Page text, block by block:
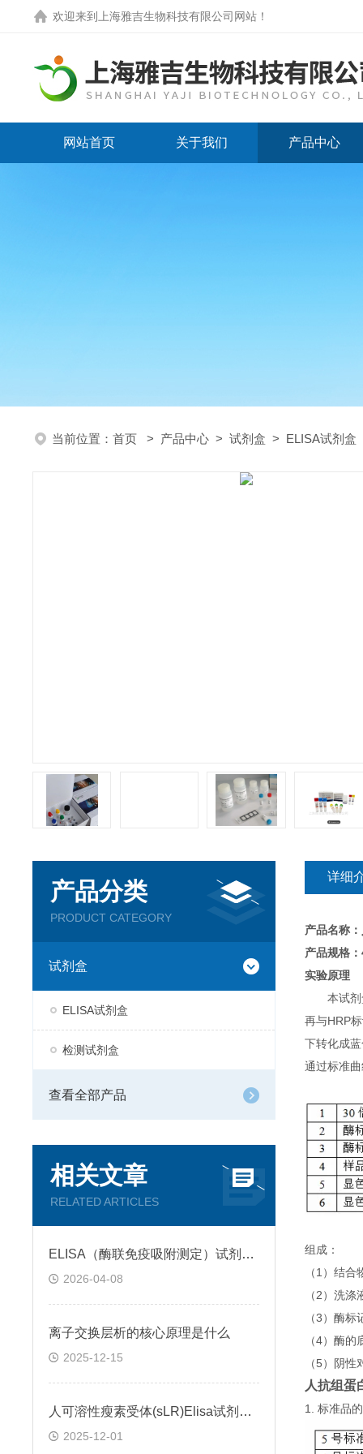
欢迎来到 上海雅吉生物科技有限公司网站 ！
网站首页 关于我们 产品中心
当前位置： 首页 > 产品中心 > 试剂盒 > ELISA试剂盒
产品分类
PRODUCT CATEGORY
试剂盒
ELISA试剂盒
检测试剂盒
查看全部产品
相关文章
RELATED ARTICLES
ELISA（酶联免疫吸附测定）试剂盒原理类型检测方法
2026-04-08
离子交换层析的核心原理是什么
2025-12-15
人可溶性瘦素受体(sLR)Elisa试剂盒可溶性受体的作用
2025-12-01
详细
产品名称：
产品规格
实验原理
本试
再与HRP
下转化成
通过标准
组成：
（1）结
（2）洗
（3）酶
（4）酶的
（5）阴
人抗组蛋
1. 标准品